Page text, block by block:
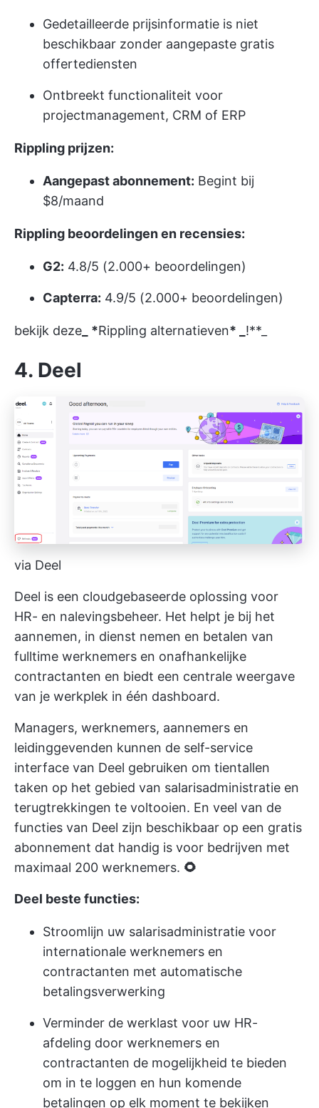
Gedetailleerde prijsinformatie is niet
beschikbaar zonder aangepaste gratis
offertediensten
Ontbreekt functionaliteit voor
projectmanagement, CRM of ERP
Rippling prijzen:
Aangepast abonnement: Begint bij
$8/maand
Rippling beoordelingen en recensies:
G2: 4.8/5 (2.000+ beoordelingen)
Capterra: 4.9/5 (2.000+ beoordelingen)
bekijk deze _ *Rippling alternatieven* _ !**_
4. Deel
via Deel
Deel is een cloudgebaseerde oplossing voor
HR- en nalevingsbeheer. Het helpt je bij het
aannemen, in dienst nemen en betalen van
fulltime werknemers en onafhankelijke
contractanten en biedt een centrale weergave
van je werkplek in één dashboard.
Managers, werknemers, aannemers en
leidinggevenden kunnen de self-service
interface van Deel gebruiken om tientallen
taken op het gebied van salarisadministratie en
terugtrekkingen te voltooien. En veel van de
functies van Deel zijn beschikbaar op een gratis
abonnement dat handig is voor bedrijven met
maximaal 200 werknemers. 🌻
Deel beste functies:
Stroomlijn uw salarisadministratie voor
internationale werknemers en
contractanten met automatische
betalingsverwerking
Verminder de werklast voor uw HR-
afdeling door werknemers en
contractanten de mogelijkheid te bieden
om in te loggen en hun komende
betalingen op elk moment te bekijken